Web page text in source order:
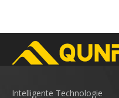
Intelligente Technologie